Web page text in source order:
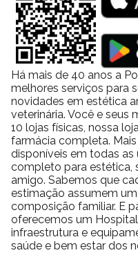
Há mais de 40 anos a
melhores serviços para
novidades em estética
veterinária. Você e
10 lojas físicas, nossa
farmácia completa.
disponíveis em todas as
completo para estética,
amigo. Sabemos que
estimação assumem
composição familiar. E
oferecemos um
infraestrutura e
saúde e bem estar dos